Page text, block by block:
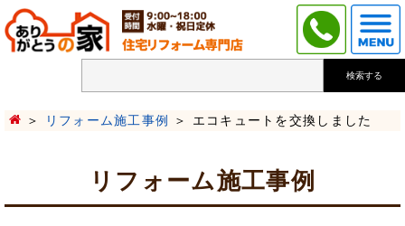
検索する
リフォーム施工事例 エコキュートを交換しました
リフォーム施工事例